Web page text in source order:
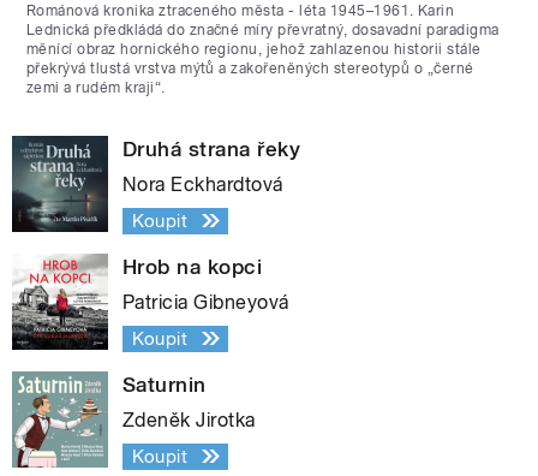
Románová kronika ztraceného města - léta 1945–1961. Karin
Lednická předkládá do značné míry převratný, dosavadní paradigma
měnící obraz hornického regionu, jehož zahlazenou historii stále
překrývá tlustá vrstva mýtů a zakořeněných stereotypů o „černé
zemi a rudém kraji“.
Druhá strana řeky
Nora Eckhardtová
Koupit
Hrob na kopci
Patricia Gibneyová
Koupit
Saturnin
Zdeněk Jirotka
Koupit